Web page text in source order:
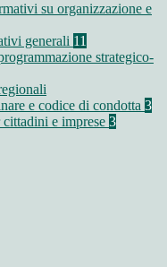
su organizzazione e
generali 11
strategico-
e codice di condotta 3
e imprese 3